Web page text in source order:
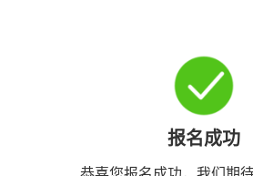
报名成功